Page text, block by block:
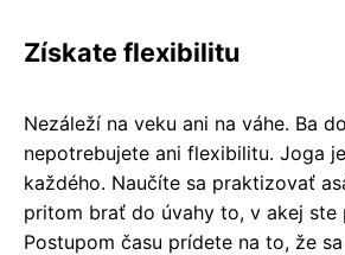
Získate flexibilitu
Nezáleží na veku ani na váhe. Ba
nepotrebujete ani flexibilitu. Joga
každého. Naučíte sa praktizovať
pritom brať do úvahy to, v akej ste
Postupom času prídete na to, že